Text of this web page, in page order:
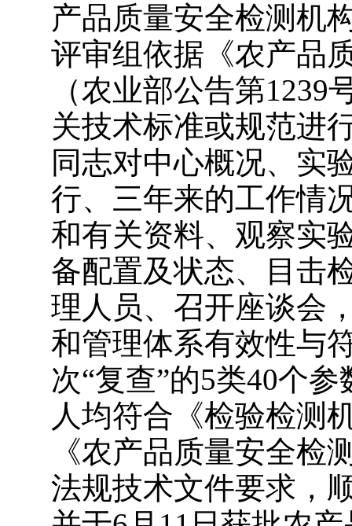
产品质量安全检测机
评审组依据《农产品
（农业部公告第
关技术标准或规范进
同志对中心概况、实
行、三年来的工作情
和有关资料、观察实
备配置及状态、目击
理人员、召开座谈会
和管理体系有效性与
次“复查”的5类40个
人均符合《检验检测
《农产品质量安全检
法规技术文件要求，